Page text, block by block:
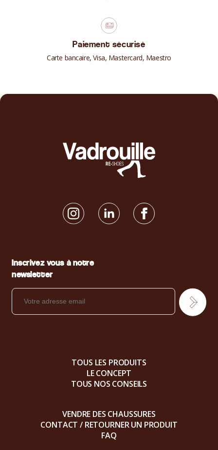
Paiement sécurisé
Carte bancaire, Visa, Mastercard, Maestro
Inscrivez vous à notre
newsletter
TOUS LES PRODUITS
LE CONCEPT
TOUS NOS CONSEILS
VENDRE DES CHAUSSURES
CONTACT / RETOURNER UN PRODUIT
FAQ